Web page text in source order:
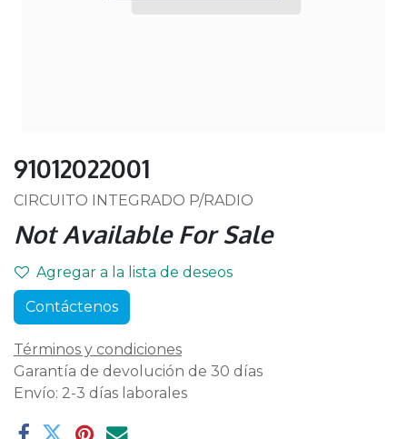
91012022001
CIRCUITO INTEGRADO P/RADIO
Not Available For Sale
Agregar a la lista de deseos
Contáctenos
Términos y condiciones
Garantía de devolución de 30 días
Envío: 2-3 días laborales